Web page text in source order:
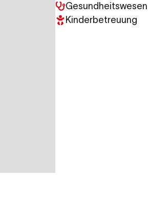
Gesundheitswesen
Kinderbetreuung